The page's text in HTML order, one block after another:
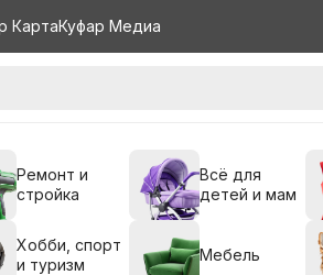
КартаКуфар Медиа
Ремонт и
стройка
Хобби, спорт
и туризм
Всё для
детей и мам
Мебель